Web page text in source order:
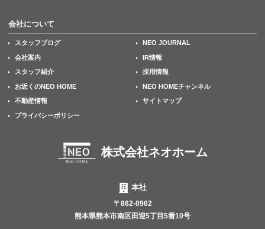
会社について
スタッフブログ NEO JOURNAL
会社案内 IR情報
スタッフ紹介 採用情報
お近くのNEO HOME NEO HOMEチャンネル
不動産情報 サイトマップ
プライバシーポリシー
株式会社ネオホーム
本社
〒862-0962
熊本県熊本市南区田迎5丁目5番10号